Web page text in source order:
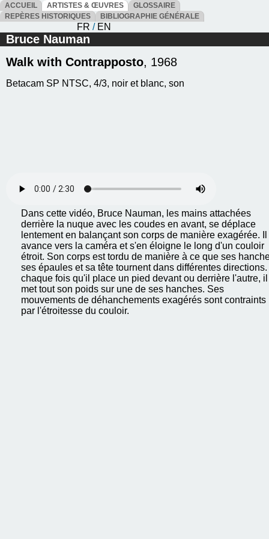
ACCUEIL ARTISTES & ŒUVRES
GLOSSAIRE
REPÈRES HISTORIQUES
BIBLIOGRAPHIE GÉNÉRALE
FR / EN
Bruce Nauman